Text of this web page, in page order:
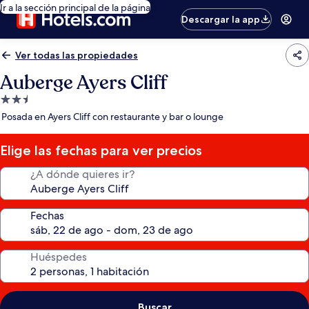
Ir a la sección principal de la página
Descargar la app
Ver todas las propiedades
Auberge Ayers Cliff
Propiedad
de
estrellas
Posada en Ayers Cliff con restaurante y bar o lounge
Elige las fechas para ver precios
¿A dónde quieres ir?
Fechas
Huéspedes